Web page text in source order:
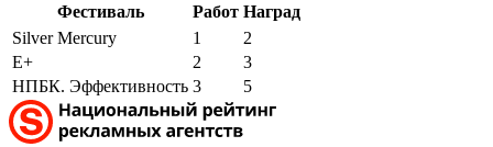
Фестиваль
Работ Наград
Silver Mercury
1
2
E+
2
3
НПБК. Эффективность 3 5